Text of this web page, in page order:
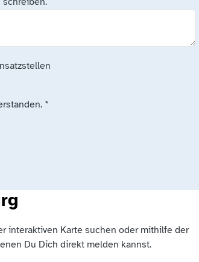
*
interaktiven Karte suchen oder mithilfe der
Du Dich direkt melden kannst.